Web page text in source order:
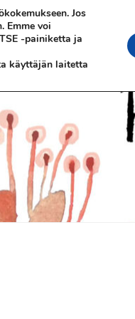
Jos
Emme voi
-painiketta ja
käyttäjän laitetta